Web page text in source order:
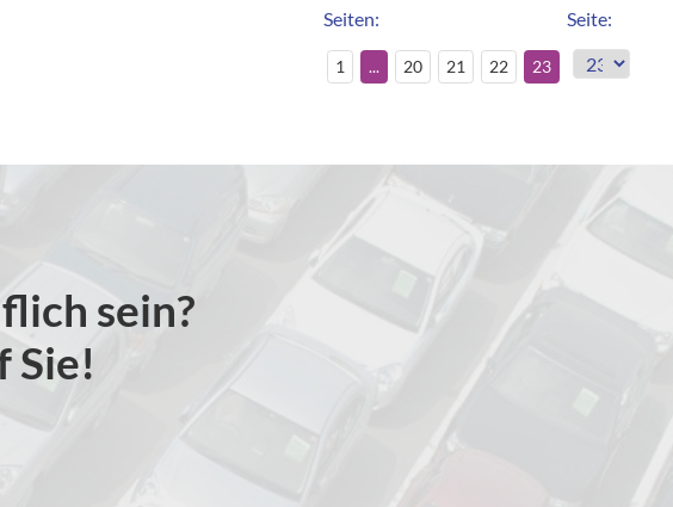
Seite:
Seiten:
1 ... 20 21 22 23
sein?
Sie!